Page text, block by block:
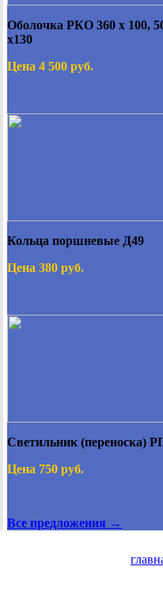
Оболочка РКО 360 х 100,
х130
Цена 4 500 руб.
Кольца поршневые Д49
Цена 380 руб.
Светильник (переноска)
Цена 750 руб.
Все предложения →